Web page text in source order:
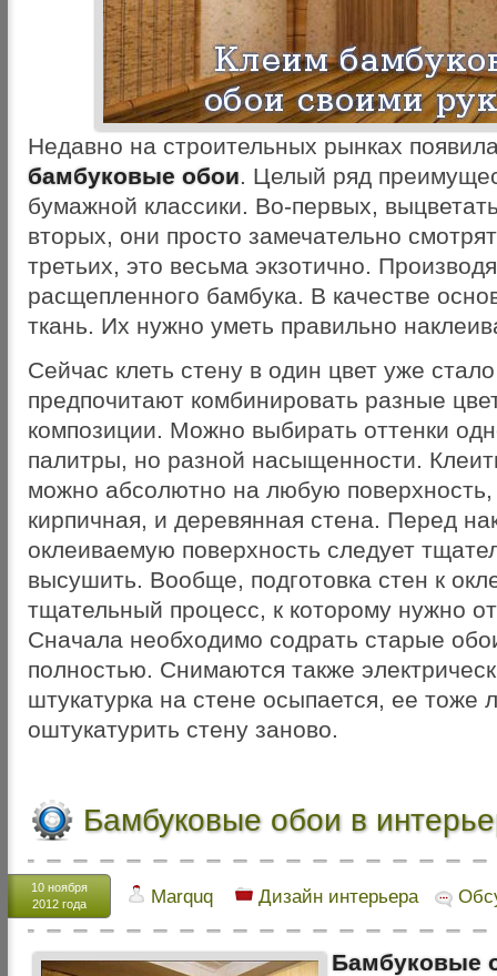
Недавно на строительных рынках
бамбуковые обои. Целый ряд
бумажной классики. Во-первых,
вторых, они просто замечательно
третьих, это весьма экзотично.
расщепленного бамбука. В качестве
ткань. Их нужно уметь правильно
Сейчас клеть стену в один цвет уже
предпочитают комбинировать разные
композиции. Можно выбирать оттенки
палитры, но разной насыщенности.
можно абсолютно на любую
кирпичная, и деревянная стена. Перед
оклеиваемую поверхность следует
высушить. Вообще, подготовка стен к
тщательный процесс, к которому нужно
Сначала необходимо содрать старые
полностью. Снимаются также
штукатурка на стене осыпается, ее тоже
оштукатурить стену заново.
Бамбуковые обои в
10 ноября
2012 года
Marquq Дизайн интерьера
Бамбуковые